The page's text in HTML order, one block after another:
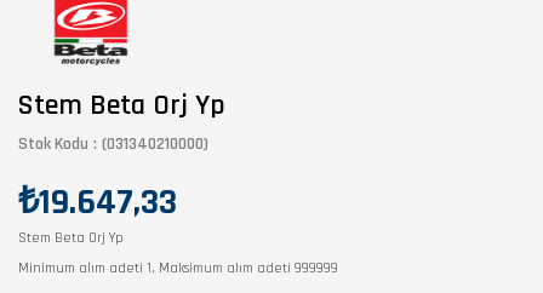
Stem Beta Orj Yp
Stok Kodu (031340210000)
₺19.647,33
Stem Beta Orj Yp
Minimum alım adeti 1, Maksimum alım adeti 999999